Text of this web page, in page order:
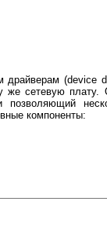
драйверам (device
же сетевую плату.
компоненты: